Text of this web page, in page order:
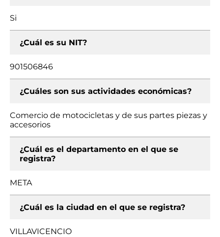
Si
¿Cuál es su NIT?
901506846
¿Cuáles son sus actividades económicas?
Comercio de motocicletas y de sus partes piezas y
accesorios
¿Cuál es el departamento en el que se
registra?
META
¿Cuál es la ciudad en el que se registra?
VILLAVICENCIO